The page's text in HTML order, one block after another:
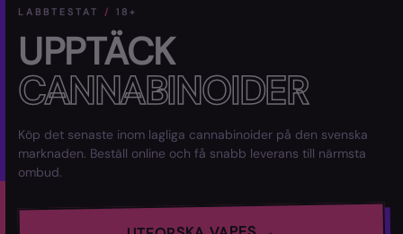
LABBTESTAT / 18+
UPPTÄCK
CANNABINOIDER
Köp det senaste inom lagliga cannabinoider på den svenska
marknaden. Beställ online och få snabb leverans till närmsta
ombud.